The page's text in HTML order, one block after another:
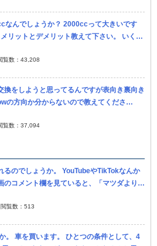
なんでしょうか？ 2000ccって大きいです
リットとデメリット教えて下さい。 いくつ
覧数： 43,208
換をしようと思ってるんですが表向き裏向き
の方向か分からないので教えてくださ
成13年式のＡＺワゴンです！！ あと平成2
覧数： 37,094
るのでしょうか。 YouTubeやTikTokなんか
のコメント欄を見ていると、「マツダよりト
「マツダなんかデザインだけやろ」な...
閲覧数： 513
。 車を買います。 ひとつの条件として、4